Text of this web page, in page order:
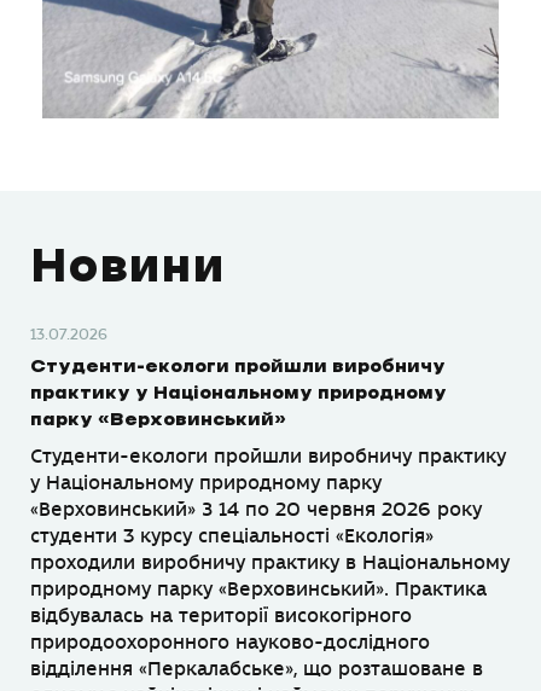
Новини
13.07.2026
Студенти-екологи пройшли виробничу
практику у Національному природному
парку «Верховинський»
Студенти-екологи пройшли виробничу практику
у Національному природному парку
«Верховинський» З 14 по 20 червня 2026 року
студенти 3 курсу спеціальності «Екологія»
проходили виробничу практику в Національному
природному парку «Верховинський». Практика
відбувалась на території високогірного
природоохоронного науково-дослідного
відділення «Перкалабське», що розташоване в